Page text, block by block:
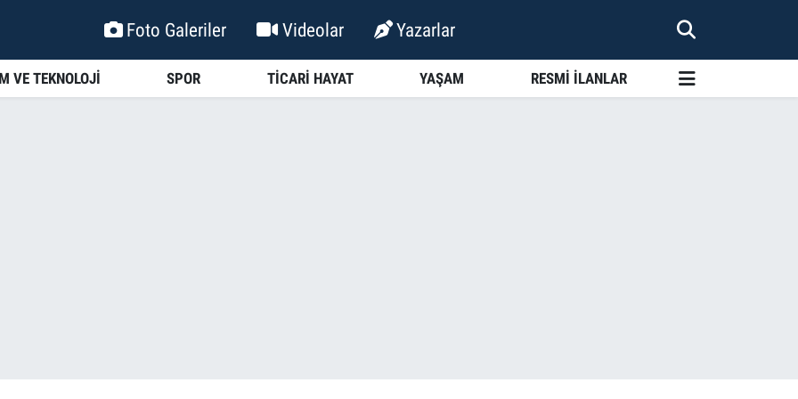
Foto Galeriler Videolar Yazarlar
VE TEKNOLOJİ SPOR TİCARİ HAYAT YAŞAM RESMİ İLANLAR